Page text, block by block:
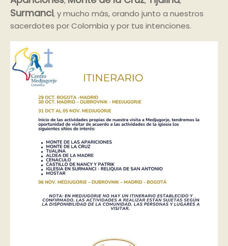
Surmanci, y mucho más, orando junto a nuestros
sacerdotes por Colombia y por tus intenciones.